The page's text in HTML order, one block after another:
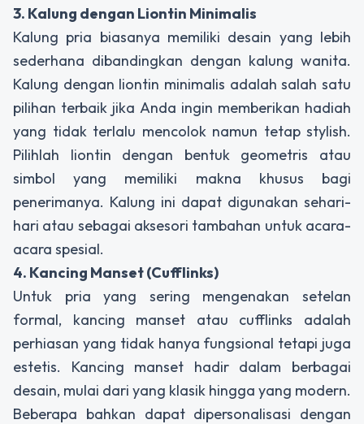
3. Kalung dengan Liontin Minimalis
Kalung pria biasanya memiliki desain yang lebih
sederhana dibandingkan dengan kalung wanita.
Kalung dengan liontin minimalis adalah salah satu
pilihan terbaik jika Anda ingin memberikan hadiah
yang tidak terlalu mencolok namun tetap stylish.
Pilihlah liontin dengan bentuk geometris atau
simbol yang memiliki makna khusus bagi
penerimanya. Kalung ini dapat digunakan sehari-
hari atau sebagai aksesori tambahan untuk acara-
acara spesial.
4. Kancing Manset (Cufflinks)
Untuk pria yang sering mengenakan setelan
formal, kancing manset atau cufflinks adalah
perhiasan yang tidak hanya fungsional tetapi juga
estetis. Kancing manset hadir dalam berbagai
desain, mulai dari yang klasik hingga yang modern.
Beberapa bahkan dapat dipersonalisasi dengan